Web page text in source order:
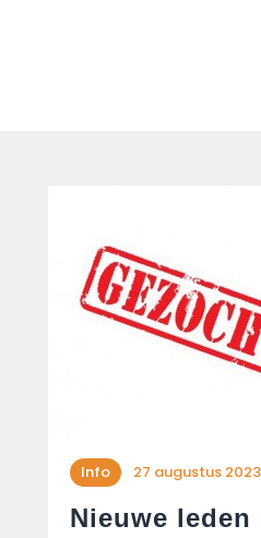
Foto album
Info 27 augustus 2023
Nieuwe leden